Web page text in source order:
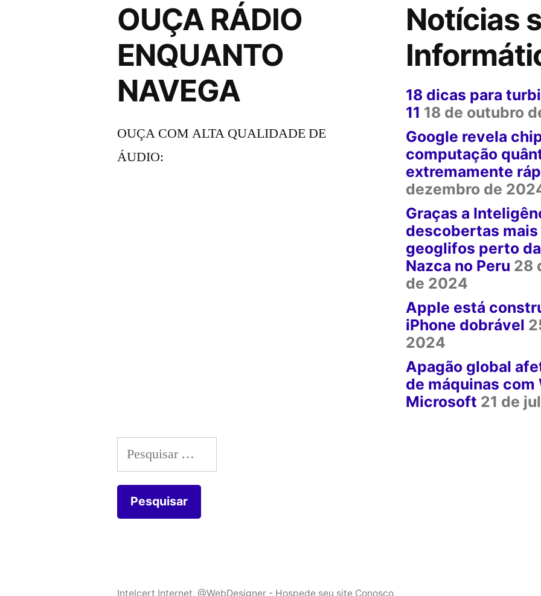
OUÇA RÁDIO
ENQUANTO
NAVEGA
OUÇA COM ALTA QUALIDADE DE
ÁUDIO:
Notícias
18 dicas para
11 18 de outubro
Google revela
computação
extremamente
dezembro de
Graças a
descobertas
geoglifos perto
Nazca no Peru 28
de 2024
Apple está
iPhone dobrável
2024
Apagão global
de máquinas
Microsoft 21 de
Pesquisar
por:
Intelcert Internet,@WebDesigner - Hospede seu site Conosco